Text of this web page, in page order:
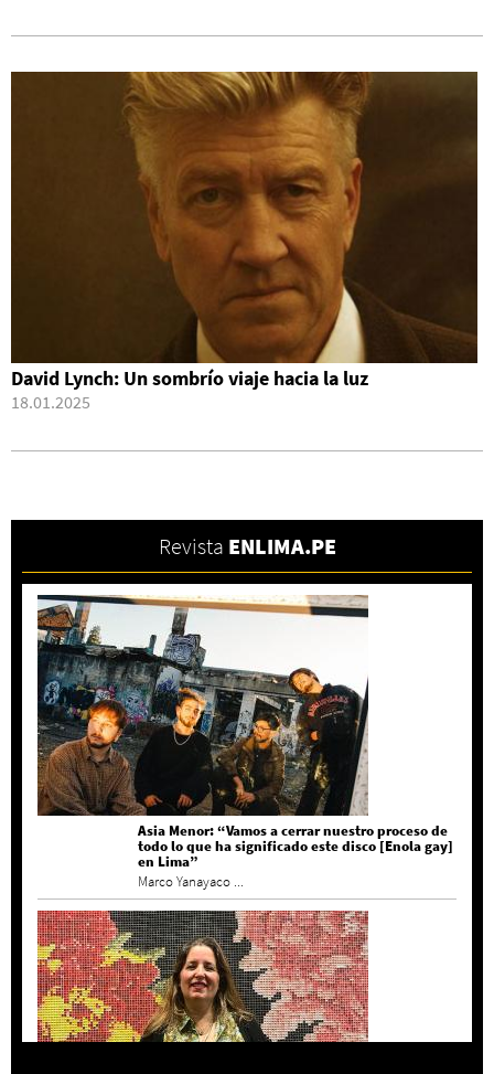
David Lynch: Un sombrío viaje hacia la luz
18.01.2025
Revista ENLIMA.PE
Asia Menor: “Vamos a cerrar nuestro proceso de
todo lo que ha significado este disco [Enola gay]
en Lima”
Marco Yanayaco ...